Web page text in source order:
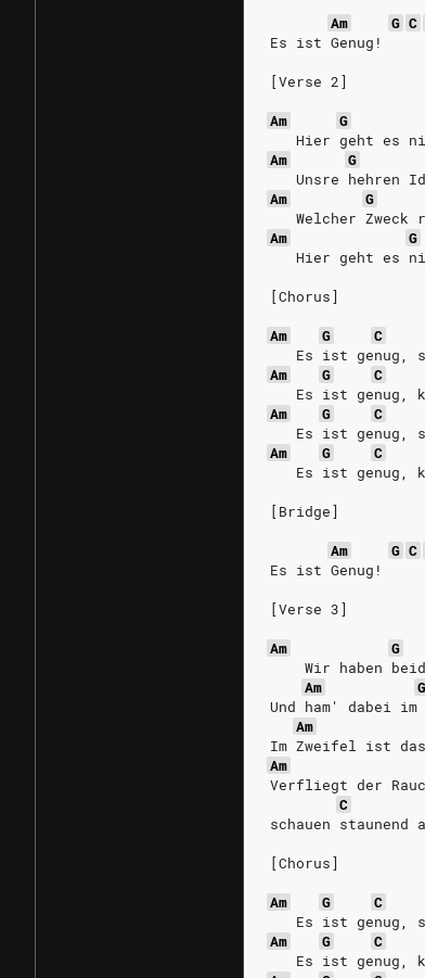
Am
G C
Es ist Genug!
[Verse 2]
Am
G
Hier geht es
Am
G
Unsre hehren
Am
G
Welcher Zweck
Am
G
Hier geht es
[Chorus]
Am
G C
Es ist genug,
Am
G C
Es ist genug,
Am
G C
Es ist genug,
Am
G C
Es ist genug,
[Bridge]
Am
G C
Es ist Genug!
[Verse 3]
Am
G
Wir haben
Am
G
Und ham' dabei
Am
Im Zweifel ist
Am
Verfliegt der
C
schauen
[Chorus]
Am
G C
Es ist genug,
Am
G C
Es ist genug,